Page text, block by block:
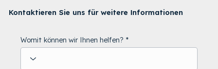
Kontaktieren Sie uns für weitere Informationen
Womit können wir Ihnen helfen?